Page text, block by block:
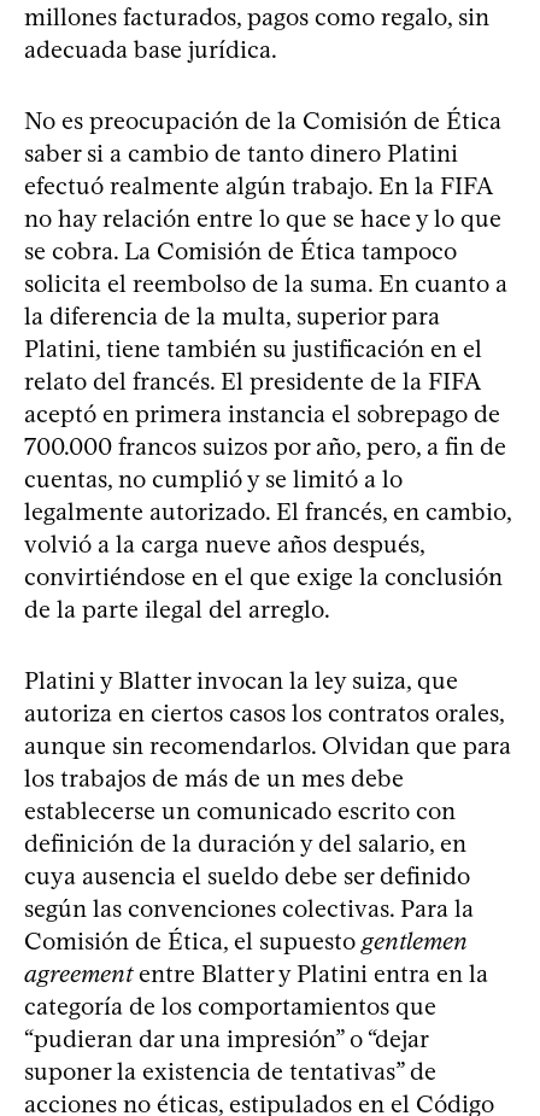
millones facturados, pagos como regalo, sin
adecuada base jurídica.
No es preocupación de la Comisión de Ética
saber si a cambio de tanto dinero Platini
efectuó realmente algún trabajo. En la FIFA
no hay relación entre lo que se hace y lo que
se cobra. La Comisión de Ética tampoco
solicita el reembolso de la suma. En cuanto a
la diferencia de la multa, superior para
Platini, tiene también su justificación en el
relato del francés. El presidente de la FIFA
aceptó en primera instancia el sobrepago de
700.000 francos suizos por año, pero, a fin de
cuentas, no cumplió y se limitó a lo
legalmente autorizado. El francés, en cambio,
volvió a la carga nueve años después,
convirtiéndose en el que exige la conclusión
de la parte ilegal del arreglo.
Platini y Blatter invocan la ley suiza, que
autoriza en ciertos casos los contratos orales,
aunque sin recomendarlos. Olvidan que para
los trabajos de más de un mes debe
establecerse un comunicado escrito con
definición de la duración y del salario, en
cuya ausencia el sueldo debe ser definido
según las convenciones colectivas. Para la
Comisión de Ética, el supuesto gentlemen
agreemententre Blatter y Platini entra en la
categoría de los comportamientos que
“pudieran dar una impresión” o “dejar
suponer la existencia de tentativas” de
acciones no éticas, estipulados en el Código